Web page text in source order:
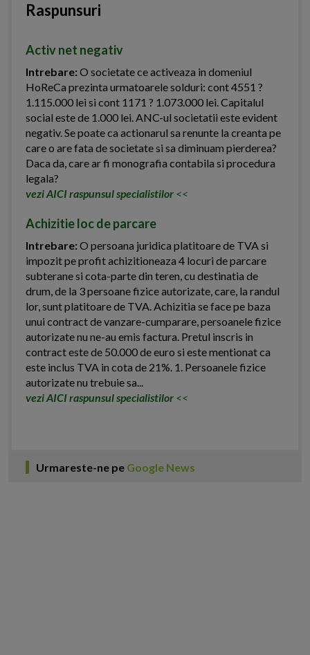
Raspunsuri
Activ net negativ
Intrebare:O societate ce activeaza in domeniul
HoReCa prezinta urmatoarele solduri: cont 4551 ?
1.115.000 lei si cont 1171 ? 1.073.000 lei. Capitalul
social este de 1.000 lei. ANC-ul societatii este evident
negativ. Se poate ca actionarul sa renunte la creanta pe
care o are fata de societate si sa diminuam pierderea?
Daca da, care ar fi monografia contabila si procedura
legala?
vezi AICI raspunsul specialistilor <<
Achizitie loc de parcare
Intrebare:O persoana juridica platitoare de TVA si
impozit pe profit achizitioneaza 4 locuri de parcare
subterane si cota-parte din teren, cu destinatia de
drum, de la 3 persoane fizice autorizate, care, la randul
lor, sunt platitoare de TVA. Achizitia se face pe baza
unui contract de vanzare-cumparare, persoanele fizice
autorizate nu ne-au emis factura. Pretul inscris in
contract este de 50.000 de euro si este mentionat ca
este inclus TVA in cota de 21%. 1. Persoanele fizice
autorizate nu trebuie sa...
vezi AICI raspunsul specialistilor <<
Urmareste-ne pe Google News